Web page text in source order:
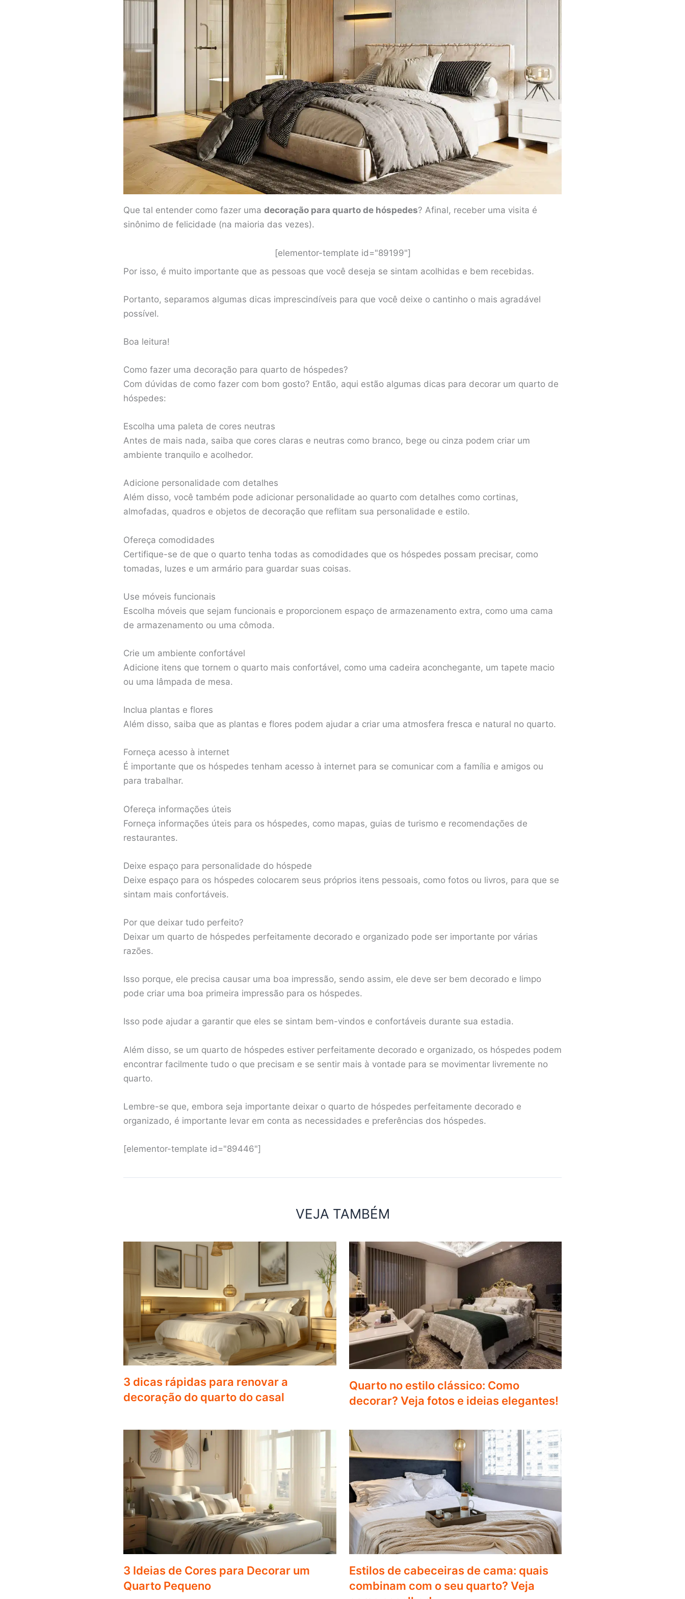
Que tal entender como fazer uma decoração para quarto de hóspedes? Afinal, receber uma visita é
sinônimo de felicidade (na maioria das vezes).
[elementor-template id="89199"]
Por isso, é muito importante que as pessoas que você deseja se sintam acolhidas e bem recebidas.
Portanto, separamos algumas dicas imprescindíveis para que você deixe o cantinho o mais agradável
possível.
Boa leitura!
Como fazer uma decoração para quarto de hóspedes?
Com dúvidas de como fazer com bom gosto? Então, aqui estão algumas dicas para decorar um quarto de
hóspedes:
Escolha uma paleta de cores neutras
Antes de mais nada, saiba que cores claras e neutras como branco, bege ou cinza podem criar um
ambiente tranquilo e acolhedor.
Adicione personalidade com detalhes
Além disso, você também pode adicionar personalidade ao quarto com detalhes como cortinas,
almofadas, quadros e objetos de decoração que reflitam sua personalidade e estilo.
Ofereça comodidades
Certifique-se de que o quarto tenha todas as comodidades que os hóspedes possam precisar, como
tomadas, luzes e um armário para guardar suas coisas.
Use móveis funcionais
Escolha móveis que sejam funcionais e proporcionem espaço de armazenamento extra, como uma cama
de armazenamento ou uma cômoda.
Crie um ambiente confortável
Adicione itens que tornem o quarto mais confortável, como uma cadeira aconchegante, um tapete macio
ou uma lâmpada de mesa.
Inclua plantas e flores
Além disso, saiba que as plantas e flores podem ajudar a criar uma atmosfera fresca e natural no quarto.
Forneça acesso à internet
É importante que os hóspedes tenham acesso à internet para se comunicar com a família e amigos ou
para trabalhar.
Ofereça informações úteis
Forneça informações úteis para os hóspedes, como mapas, guias de turismo e recomendações de
restaurantes.
Deixe espaço para personalidade do hóspede
Deixe espaço para os hóspedes colocarem seus próprios itens pessoais, como fotos ou livros, para que se
sintam mais confortáveis.
Por que deixar tudo perfeito?
Deixar um quarto de hóspedes perfeitamente decorado e organizado pode ser importante por várias
razões.
Isso porque, ele precisa causar uma boa impressão, sendo assim, ele deve ser bem decorado e limpo
pode criar uma boa primeira impressão para os hóspedes.
Isso pode ajudar a garantir que eles se sintam bem-vindos e confortáveis durante sua estadia.
Além disso, se um quarto de hóspedes estiver perfeitamente decorado e organizado, os hóspedes podem
encontrar facilmente tudo o que precisam e se sentir mais à vontade para se movimentar livremente no
quarto.
Lembre-se que, embora seja importante deixar o quarto de hóspedes perfeitamente decorado e
organizado, é importante levar em conta as necessidades e preferências dos hóspedes.
[elementor-template id="89446"]
VEJA TAMBÉM
3 dicas rápidas para renovar a
decoração do quarto do casal
Quarto no estilo clássico: Como
decorar? Veja fotos e ideias elegantes!
3 Ideias de Cores para Decorar um
Quarto Pequeno
Estilos de cabeceiras de cama: quais
combinam com o seu quarto? Veja